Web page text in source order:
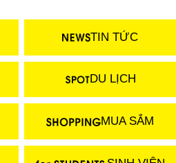
TIN TỨC
DU LỊCH
MUA SẮM